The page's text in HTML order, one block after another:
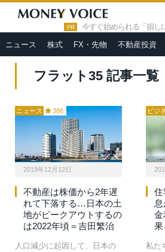
PR 今すぐ始められる「損し
ニュース 株式 FX・先物 不動産投資
HOME » フラット35
フラット35 記事一覧
ニュース 386
2019年12月12日
不動産は株価から2年遅
れて下落する…日本の土
地がピークアウトするの
は2022年頃＝吉田繁治
人口減少に起因して、日本の
ビジ
住
金
果
私た